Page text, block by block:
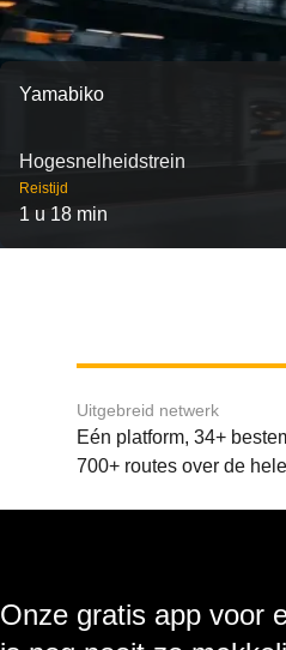
Yamabiko
Hogesnelheidstrein
Reistijd
1 u 18 min
Uitgebreid netwerk
Eén platform, 34+
700+ routes over de
Onze gratis app voor